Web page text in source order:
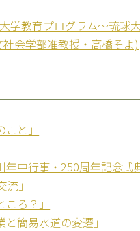
学教育プログラム～琉球
会学部准教授・高橋そよ)
と」
中行事・250周年記念式
」
ろ？」
簡易水道の変遷」